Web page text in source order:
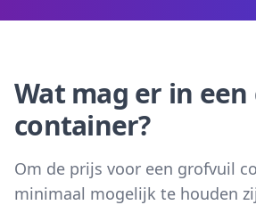
Wat mag er in
container?
Om de prijs voor een grofvuil
minimaal mogelijk te houden